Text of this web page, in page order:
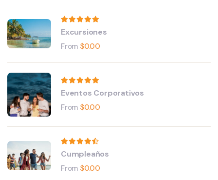
Excursiones
From $0.00
Eventos Corporativos
From $0.00
Cumpleaños
From $0.00